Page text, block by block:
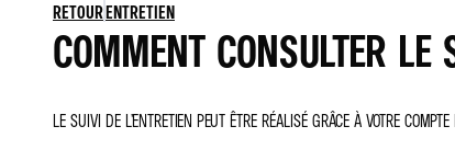
RETOURENTRETIEN
COMMENT CONSULTER LE
LE SUIVI DE L’ENTRETIEN PEUT ÊTRE RÉALISÉ GRÂCE À VOTRE